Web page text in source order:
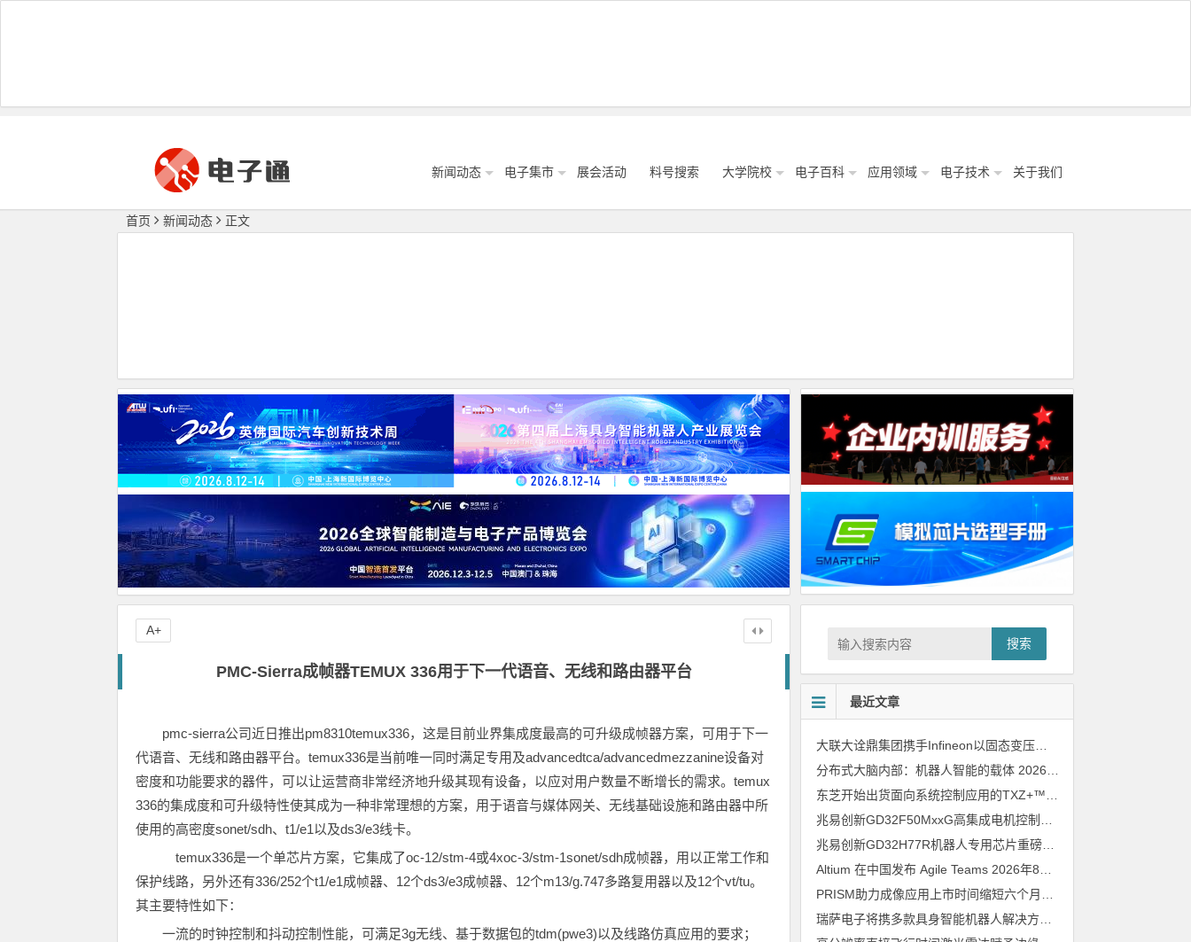
新闻动态 电子集市 展会活动 料号搜索 大学院校 电子百科 应用领域 电子技术 关于我们
首页 新闻动态 正文
PMC-Sierra成帧器TEMUX 336用于下一代语音、无线和路由器平台
pmc-sierra公司近日推出pm8310temux336，这是目前业界集成度最高的可升级成帧器方案，可用于下一
代语音、无线和路由器平台。temux336是当前唯一同时满足专用及advancedtca/advancedmezzanine设备对
密度和功能要求的器件，可以让运营商非常经济地升级其现有设备，以应对用户数量不断增长的需求。temux
336的集成度和可升级特性使其成为一种非常理想的方案，用于语音与媒体网关、无线基础设施和路由器中所
使用的高密度sonet/sdh、t1/e1以及ds3/e3线卡。
temux336是一个单芯片方案，它集成了oc-12/stm-4或4xoc-3/stm-1sonet/sdh成帧器，用以正常工作和
保护线路，另外还有336/252个t1/e1成帧器、12个ds3/e3成帧器、12个m13/g.747多路复用器以及12个vt/tu。
其主要特性如下：
一流的时钟控制和抖动控制性能，可满足3g无线、基于数据包的tdm(pwe3)以及线路仿真应用的要求；
A+
搜索
最近文章
大联大诠鼎集团携手Infineon以固态变压器重构配电效率新标杆
分布式大脑内部：机器人智能的载体 2026年8月6日
兆易创新GD32H77R机器人专用芯片重磅亮相，精准赋能伺服驱动与关节控制
Altium 在中国发布 Agile Teams 2026年8月6日